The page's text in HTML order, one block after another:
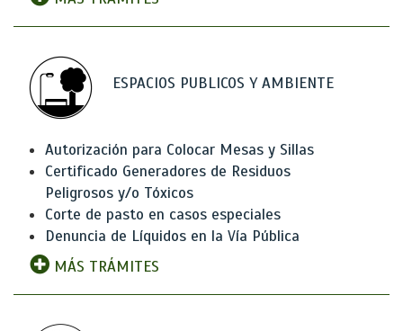
ESPACIOS PUBLICOS Y AMBIENTE
Autorización para Colocar Mesas y Sillas
Certificado Generadores de Residuos
Peligrosos y/o Tóxicos
Corte de pasto en casos especiales
Denuncia de Líquidos en la Vía Pública
MÁS TRÁMITES